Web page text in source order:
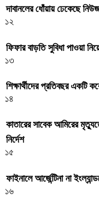
দাবানলের ধোঁয়ায় ঢেকেছে
১২
ফিফার বাড়তি সুবিধা পাওয়া
১৩
শিক্ষার্থীদের প্রতিবছর একটি
১৪
কাতারের সাবেক আমিরের
নির্দেশ
১৫
ফাইনালে আর্জেন্টিনা না
১৬